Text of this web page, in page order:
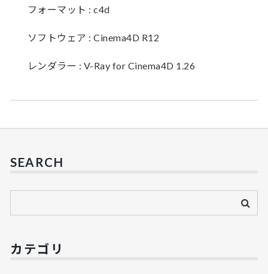
フォーマット : c4d
ソフトウェア : Cinema4D R12
レンダラー : V-Ray for Cinema4D 1.26
SEARCH
カテゴリ